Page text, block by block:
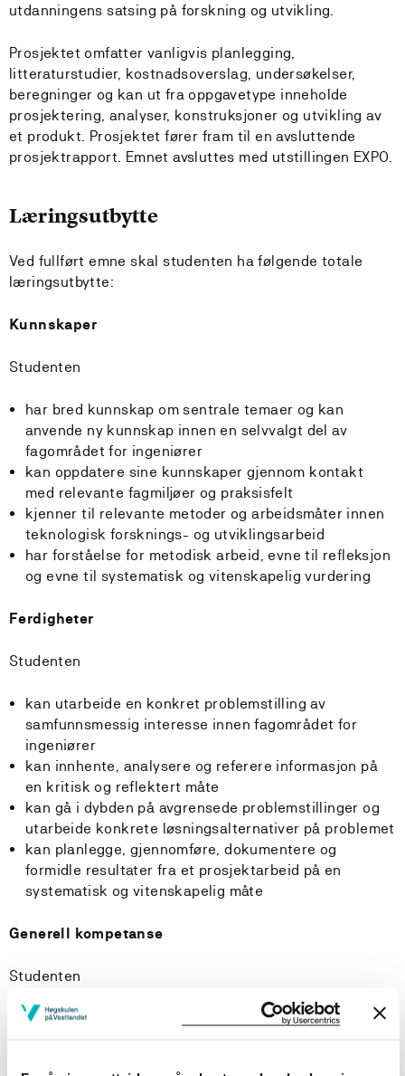
utdanningens satsing på forskning og utvikling.
Prosjektet omfatter vanligvis planlegging,
litteraturstudier, kostnadsoverslag, undersøkelser,
beregninger og kan ut fra oppgavetype inneholde
prosjektering, analyser, konstruksjoner og utvikling av
et produkt. Prosjektet fører fram til en avsluttende
prosjektrapport. Emnet avsluttes med utstillingen EXPO.
Læringsutbytte
Ved fullført emne skal studenten ha følgende totale
læringsutbytte:
Kunnskaper
Studenten
har bred kunnskap om sentrale temaer og kan
anvende ny kunnskap innen en selvvalgt del av
fagområdet for ingeniører
kan oppdatere sine kunnskaper gjennom kontakt
med relevante fagmiljøer og praksisfelt
kjenner til relevante metoder og arbeidsmåter innen
teknologisk forsknings- og utviklingsarbeid
har forståelse for metodisk arbeid, evne til refleksjon
og evne til systematisk og vitenskapelig vurdering
Ferdigheter
Studenten
kan utarbeide en konkret problemstilling av
samfunnsmessig interesse innen fagområdet for
ingeniører
kan innhente, analysere og referere informasjon på
en kritisk og reflektert måte
kan gå i dybden på avgrensede problemstillinger og
utarbeide konkrete løsningsalternativer på problemet
kan planlegge, gjennomføre, dokumentere og
formidle resultater fra et prosjektarbeid på en
systematisk og vitenskapelig måte
Generell kompetanse
Studenten
har innsikt i en eller flere av følgende konsekvenser: